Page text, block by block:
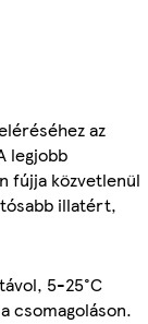
az
legjobb
fújja közvetlenül
illatért,
5-25°C
csomagoláson.